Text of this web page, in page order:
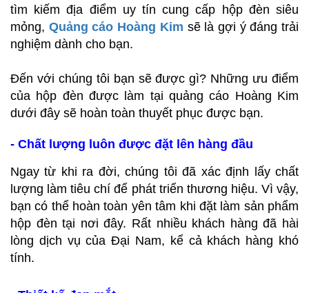
tìm kiếm địa điểm uy tín cung cấp hộp đèn siêu
mỏng, Quảng cáo Hoàng Kim sẽ là gợi ý đáng trải
nghiệm dành cho bạn.
Đến với chúng tôi bạn sẽ được gì? Những ưu điểm
của hộp đèn được làm tại quảng cáo Hoàng Kim
dưới đây sẽ hoàn toàn thuyết phục được bạn.
- Chất lượng luôn được đặt lên hàng đầu
Ngay từ khi ra đời, chúng tôi đã xác định lấy chất
lượng làm tiêu chí để phát triển thương hiệu. Vì vậy,
bạn có thể hoàn toàn yên tâm khi đặt làm sản phẩm
hộp đèn tại nơi đây. Rất nhiều khách hàng đã hài
lòng dịch vụ của Đại Nam, kể cả khách hàng khó
tính.